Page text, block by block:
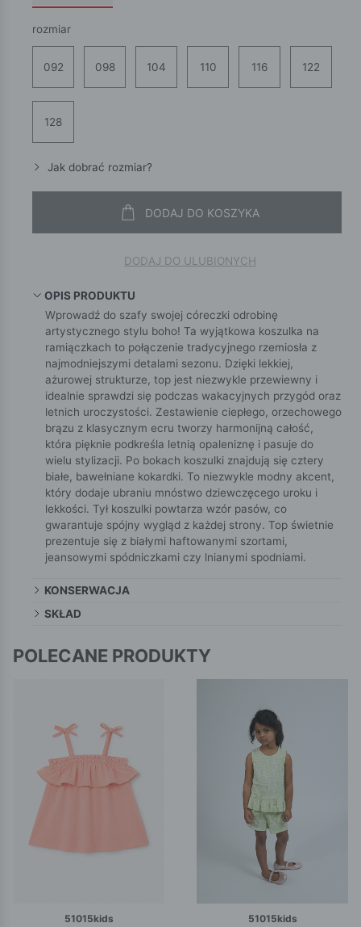
rozmiar
092 098 104 110 116 122
128
Jak dobrać rozmiar?
DODAJ DO KOSZYKA
DODAJ DO ULUBIONYCH
OPIS PRODUKTU
Wprowadź do szafy swojej córeczki odrobinę
artystycznego stylu boho! Ta wyjątkowa koszulka na
ramiączkach to połączenie tradycyjnego rzemiosła z
najmodniejszymi detalami sezonu. Dzięki lekkiej,
ażurowej strukturze, top jest niezwykle przewiewny i
idealnie sprawdzi się podczas wakacyjnych przygód oraz
letnich uroczystości. Zestawienie ciepłego, orzechowego
brązu z klasycznym ecru tworzy harmonijną całość,
która pięknie podkreśla letnią opaleniznę i pasuje do
wielu stylizacji. Po bokach koszulki znajdują się cztery
białe, bawełniane kokardki. To niezwykle modny akcent,
który dodaje ubraniu mnóstwo dziewczęcego uroku i
lekkości. Tył koszulki powtarza wzór pasów, co
gwarantuje spójny wygląd z każdej strony. Top świetnie
prezentuje się z białymi haftowanymi szortami,
jeansowymi spódniczkami czy lnianymi spodniami.
KONSERWACJA
SKŁAD
POLECANE PRODUKTY
51015kids
51015kids